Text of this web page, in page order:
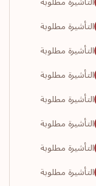
التأشيرة مطلوبة
التأشيرة مطلوبة
التأشيرة مطلوبة
التأشيرة مطلوبة
التأشيرة مطلوبة
التأشيرة مطلوبة
التأشيرة مطلوبة